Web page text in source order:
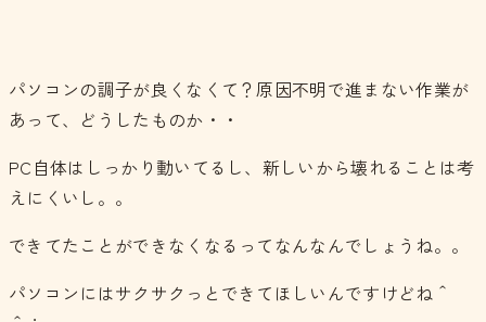
パソコンの調子が良くなくて？原因不明で進まない作業が
あって、どうしたものか・・
PC自体はしっかり動いてるし、新しいから壊れることは考
えにくいし。。
できてたことができなくなるってなんなんでしょうね。。
パソコンにはサクサクっとできてほしいんですけどね＾